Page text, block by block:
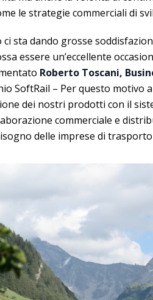
le strategie commerciali di
ci sta dando grosse
essere un’eccellente
Roberto Toscani,
SoftRail – Per questo motivo
dei nostri prodotti con il
commerciale e
delle imprese di